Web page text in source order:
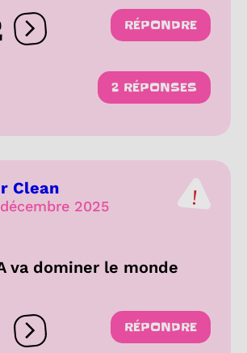
Ouvrir les réactions
RÉPONDRE
2 RÉPONSES
Clean
2025
va dominer le monde
Ouvrir les réactions
RÉPONDRE